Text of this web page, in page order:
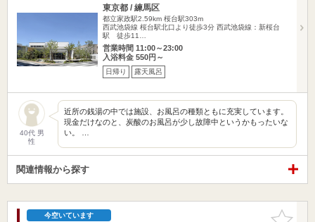
東京都 / 練馬区
都立家政駅2.59km 桜台駅303m
西武池袋線 桜台駅北口より徒歩3分 西武池袋線：新桜台
駅 徒歩11…
営業時間 11:00～23:00
入浴料金 550円～
日帰り 露天風呂
40代 男
性
近所の銭湯の中では施設、お風呂の種類ともに充実しています。
現金だけなのと、炭酸のお風呂が少し故障中というかもったいな
い。 …
関連情報から探す
お気に入
今空いています